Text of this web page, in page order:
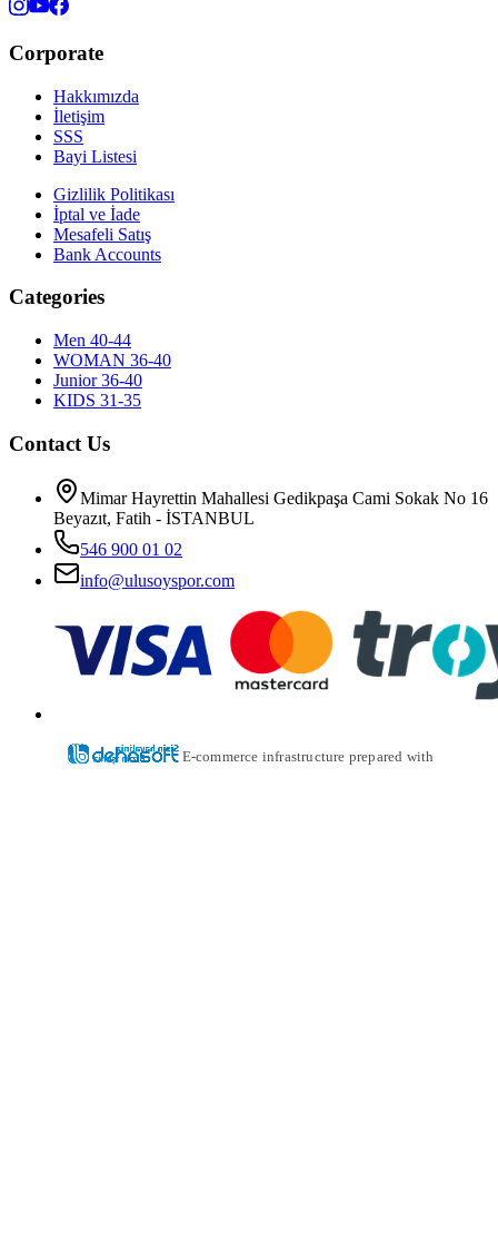
Corporate
Hakkımızda
İletişim
SSS
Bayi Listesi
Gizlilik Politikası
İptal ve İade
Mesafeli Satış
Bank Accounts
Categories
Men 40-44
WOMAN 36-40
Junior 36-40
KIDS 31-35
Contact Us
Mimar Hayrettin Mahallesi Gedikpaşa Cami Sokak No 16
Beyazıt, Fatih - İSTANBUL
546 900 01 02
info@ulusoyspor.com
E-commerce infrastructure prepared with